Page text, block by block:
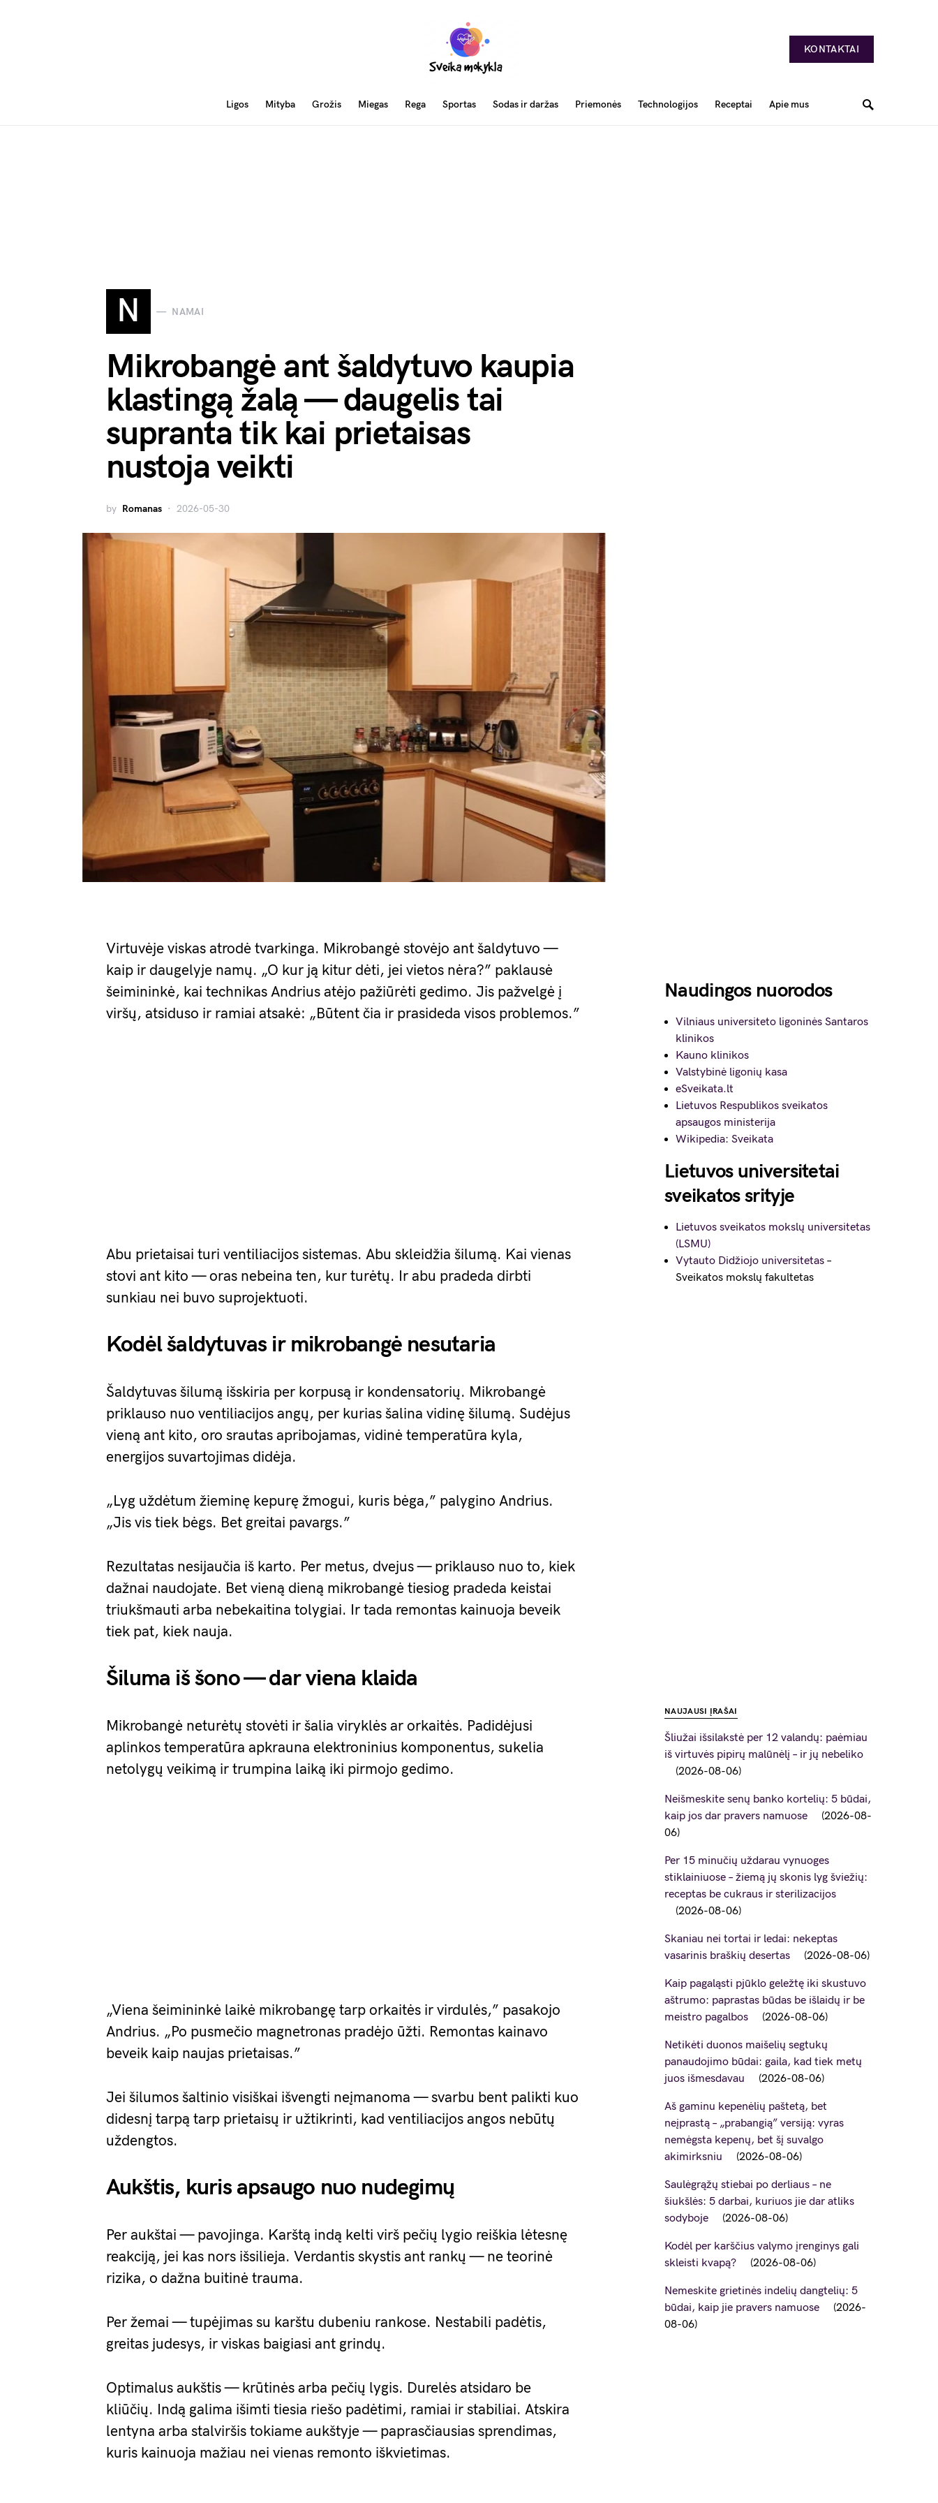
KONTAKTAI
Ligos Mityba Grožis Miegas Rega Sportas Sodas ir daržas Priemonės Technologijos Receptai Apie mus
N NAMAI
Mikrobangė ant šaldytuvo kaupia
klastingą žalą — daugelis tai
supranta tik kai prietaisas
nustoja veikti
by Romanas 2026-05-30
Virtuvėje viskas atrodė tvarkinga. Mikrobangė stovėjo ant šaldytuvo —
kaip ir daugelyje namų. „O kur ją kitur dėti, jei vietos nėra?” paklausė
šeimininkė, kai technikas Andrius atėjo pažiūrėti gedimo. Jis pažvelgė į
viršų, atsiduso ir ramiai atsakė: „Būtent čia ir prasideda visos problemos.”
Abu prietaisai turi ventiliacijos sistemas. Abu skleidžia šilumą. Kai vienas
stovi ant kito — oras nebeina ten, kur turėtų. Ir abu pradeda dirbti
sunkiau nei buvo suprojektuoti.
Kodėl šaldytuvas ir mikrobangė nesutaria
Šaldytuvas šilumą išskiria per korpusą ir kondensatorių. Mikrobangė
priklauso nuo ventiliacijos angų, per kurias šalina vidinę šilumą. Sudėjus
vieną ant kito, oro srautas apribojamas, vidinė temperatūra kyla,
energijos suvartojimas didėja.
„Lyg uždėtum žieminę kepurę žmogui, kuris bėga,” palygino Andrius.
„Jis vis tiek bėgs. Bet greitai pavargs.”
Rezultatas nesijaučia iš karto. Per metus, dvejus — priklauso nuo to, kiek
dažnai naudojate. Bet vieną dieną mikrobangė tiesiog pradeda keistai
triukšmauti arba nebekaitina tolygiai. Ir tada remontas kainuoja beveik
tiek pat, kiek nauja.
Šiluma iš šono — dar viena klaida
Mikrobangė neturėtų stovėti ir šalia viryklės ar orkaitės. Padidėjusi
aplinkos temperatūra apkrauna elektroninius komponentus, sukelia
netolygų veikimą ir trumpina laiką iki pirmojo gedimo.
„Viena šeimininkė laikė mikrobangę tarp orkaitės ir virdulės,” pasakojo
Andrius. „Po pusmečio magnetronas pradėjo ūžti. Remontas kainavo
beveik kaip naujas prietaisas.”
Jei šilumos šaltinio visiškai išvengti neįmanoma — svarbu bent palikti kuo
didesnį tarpą tarp prietaisų ir užtikrinti, kad ventiliacijos angos nebūtų
uždengtos.
Aukštis, kuris apsaugo nuo nudegimų
Per aukštai — pavojinga. Karštą indą kelti virš pečių lygio reiškia lėtesnę
reakciją, jei kas nors išsilieja. Verdantis skystis ant rankų — ne teorinė
rizika, o dažna buitinė trauma.
Per žemai — tupėjimas su karštu dubeniu rankose. Nestabili padėtis,
greitas judesys, ir viskas baigiasi ant grindų.
Optimalus aukštis — krūtinės arba pečių lygis. Durelės atsidaro be
kliūčių. Indą galima išimti tiesia riešo padėtimi, ramiai ir stabiliai. Atskira
lentyna arba stalviršis tokiame aukštyje — paprasčiausias sprendimas,
kuris kainuoja mažiau nei vienas remonto iškvietimas.
Naudingos nuorodos
Vilniaus universiteto ligoninės Santaros
klinikos
Kauno klinikos
Valstybinė ligonių kasa
eSveikata.lt
Lietuvos Respublikos sveikatos
apsaugos ministerija
Wikipedia: Sveikata
Lietuvos universitetai
sveikatos srityje
Lietuvos sveikatos mokslų universitetas
(LSMU)
Vytauto Didžiojo universitetas –
Sveikatos mokslų fakultetas
NAUJAUSI ĮRAŠAI
Šliužai išsilakstė per 12 valandų: paėmiau
iš virtuvės pipirų malūnėlį – ir jų nebeliko
2026-08-06
Neišmeskite senų banko kortelių: 5 būdai,
kaip jos dar pravers namuose
2026-08-
06
Per 15 minučių uždarau vynuoges
stiklainiuose – žiemą jų skonis lyg šviežių:
receptas be cukraus ir sterilizacijos
2026-08-06
Skaniau nei tortai ir ledai: nekeptas
vasarinis braškių desertas
2026-08-06
Kaip pagaląsti pjūklo geležtę iki skustuvo
aštrumo: paprastas būdas be išlaidų ir be
meistro pagalbos
2026-08-06
Netikėti duonos maišelių segtukų
panaudojimo būdai: gaila, kad tiek metų
juos išmesdavau
2026-08-06
Aš gaminu kepenėlių paštetą, bet
neįprastą – „prabangią” versiją: vyras
nemėgsta kepenų, bet šį suvalgo
akimirksniu
2026-08-06
Saulėgrąžų stiebai po derliaus – ne
šiukšlės: 5 darbai, kuriuos jie dar atliks
sodyboje
2026-08-06
Kodėl per karščius valymo įrenginys gali
skleisti kvapą?
2026-08-06
Nemeskite grietinės indelių dangtelių: 5
būdai, kaip jie pravers namuose
2026-
08-06